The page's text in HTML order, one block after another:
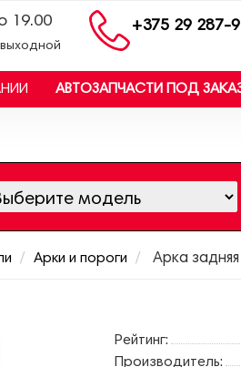
+375 29 287-
19.00
АВТОЗАПЧАСТИ ПОД
Арки и пороги Арка
Рейтинг:
Производитель: